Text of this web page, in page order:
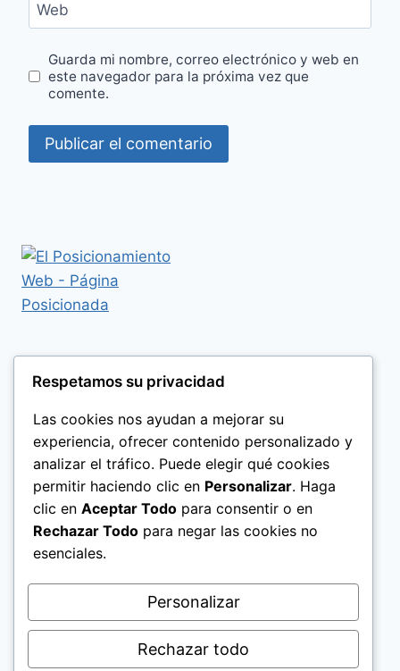
Web
Guarda mi nombre, correo electrónico y web en
este navegador para la próxima vez que
comente.
Respetamos su privacidad
Las cookies nos ayudan a mejorar su
experiencia, ofrecer contenido personalizado y
analizar el tráfico. Puede elegir qué cookies
permitir haciendo clic en Personalizar. Haga
clic en Aceptar Todo para consentir o en
Rechazar Todo para negar las cookies no
esenciales.
Personalizar
Rechazar todo